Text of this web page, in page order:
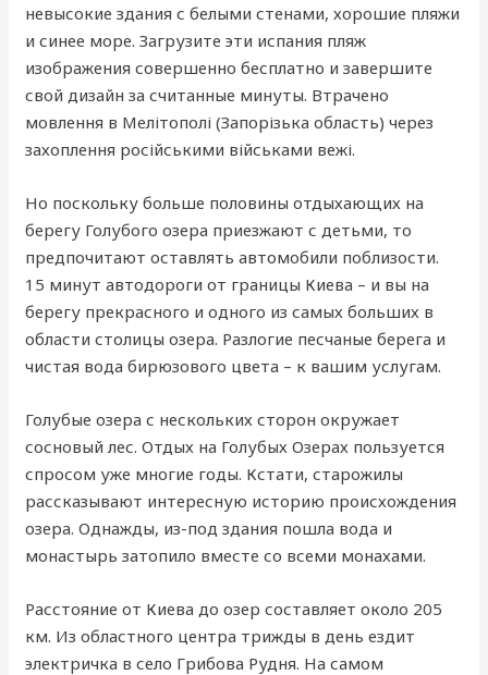
невысокие здания с белыми стенами, хорошие пляжи
и синее море. Загрузите эти испания пляж
изображения совершенно бесплатно и завершите
свой дизайн за считанные минуты. Втрачено
мовлення в Мелітополі (Запорізька область) через
захоплення російськими військами вежі.
Но поскольку больше половины отдыхающих на
берегу Голубого озера приезжают с детьми, то
предпочитают оставлять автомобили поблизости.
15 минут автодороги от границы Киева – и вы на
берегу прекрасного и одного из самых больших в
области столицы озера. Разлогие песчаные берега и
чистая вода бирюзового цвета – к вашим услугам.
Голубые озера с нескольких сторон окружает
сосновый лес. Отдых на Голубых Озерах пользуется
спросом уже многие годы. Кстати, старожилы
рассказывают интересную историю происхождения
озера. Однажды, из-под здания пошла вода и
монастырь затопило вместе со всеми монахами.
Расстояние от Киева до озер составляет около 205
км. Из областного центра трижды в день ездит
электричка в село Грибова Рудня. На самом